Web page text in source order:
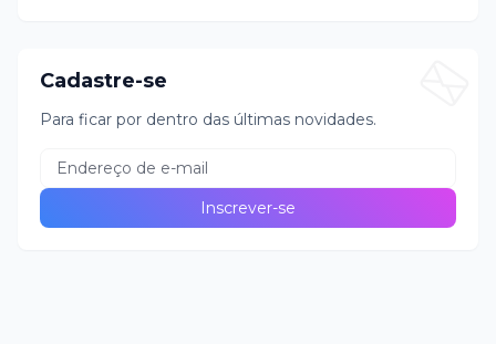
Cadastre-se
Para ficar por dentro das últimas novidades.